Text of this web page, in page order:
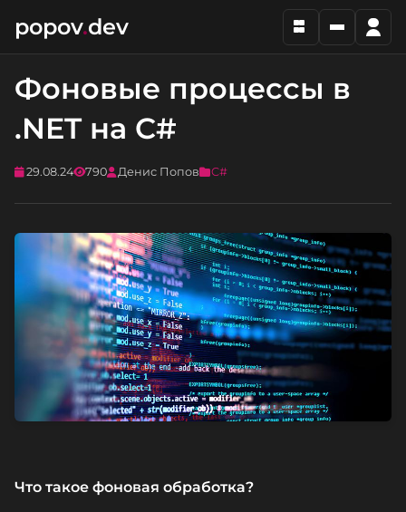
popov.dev
Фоновые процессы в
.NET на C#
29.08.24 790 Денис Попов C#
Что такое фоновая обработка?